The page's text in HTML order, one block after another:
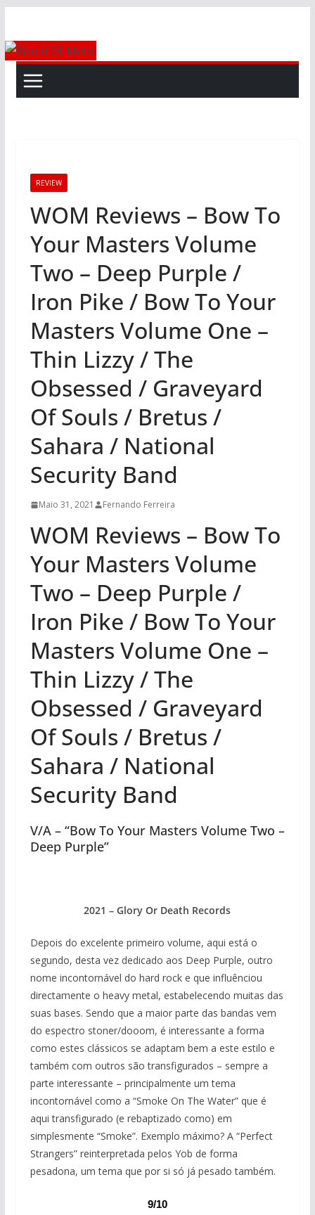
content
REVIEW
WOM Reviews – Bow To
Your Masters Volume
Two – Deep Purple /
Iron Pike / Bow To Your
Masters Volume One –
Thin Lizzy / The
Obsessed / Graveyard
Of Souls / Bretus /
Sahara / National
Security Band
Maio 31, 2021 Fernando Ferreira
WOM Reviews – Bow To
Your Masters Volume
Two – Deep Purple /
Iron Pike / Bow To Your
Masters Volume One –
Thin Lizzy / The
Obsessed / Graveyard
Of Souls / Bretus /
Sahara / National
Security Band
V/A – “Bow To Your Masters Volume Two –
Deep Purple”
2021 – Glory Or Death Records
Depois do excelente primeiro volume, aqui está o
segundo, desta vez dedicado aos Deep Purple, outro
nome incontornável do hard rock e que influênciou
directamente o heavy metal, estabelecendo muitas das
suas bases. Sendo que a maior parte das bandas vem
do espectro stoner/dooom, é interessante a forma
como estes clássicos se adaptam bem a este estilo e
também com outros são transfigurados – sempre a
parte interessante – principalmente um tema
incontornável como a “Smoke On The Water” que é
aqui transfigurado (e rebaptizado como) em
simplesmente “Smoke”. Exemplo máximo? A “Perfect
Strangers” reinterpretada pelos Yob de forma
pesadona, um tema que por si só já pesado também.
9/10